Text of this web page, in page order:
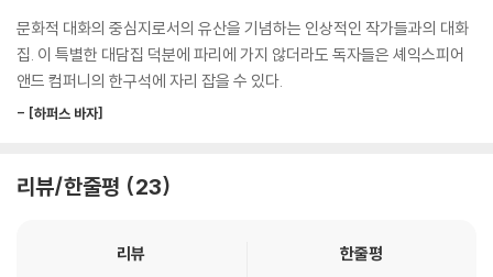
일에 가깝습니다. 훌륭한 예술 작품을 접한 뒤에 우리가 들어가는, 어떤 개
념으로도 축소될 수 없는 일종의 경이를 맛보게 하는 일. 그것이 유일한 최
종 목표이지요.
--- pp.87-88
립니다. 그러곤 곧 도로 닫히죠. 하지만 그 경험은 성스러운 경험이라 할 수
가들의 생생한 목소리를 담았다. 여기에 카를로 로벨리, 제프 다이어, 올리
비아 랭 등 논픽션을 다루는 작가들이 포함되어 주제와 이야기의 풍성함을
더한다. 스무 명의 작가들의 스무 편의 작품으로부터 출발하는 이 인터뷰
집은 쓰기와 예술, 진솔한 삶에 관한 깊이 있고 진지하며, 때로 유머러스하
럼프, 고독과 트라우마, 비밀스러운 감정과 농담과 같은 내밀한 대화의 순
문화적 대화의 중심지로서의 유산을 기념하는 인상적인 작가들과의 대화
집. 이 특별한 대담집 덕분에 파리에 가지 않더라도 독자들은 셰익스피어
앤드 컴퍼니의 한구석에 자리 잡을 수 있다.
- [하퍼스 바자]
리뷰/한줄평 23
리뷰 한줄평